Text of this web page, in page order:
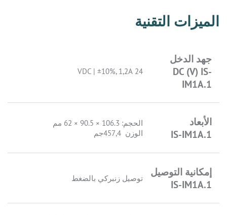
الميزات التقنية
جهد الدخل
DC (V) IS-
IM1A.1
24 VDC | ±10%, 1,2A
الأبعاد
IS-IM1A.1
الحجم: 106.3 × 90.5 × 62 مم
الوزن 457,4جم
إمكانية التوصيل
IS-IM1A.1
توصيل زنبركي بالضغط